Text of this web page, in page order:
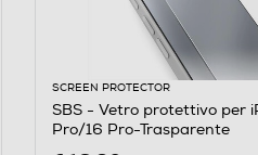
SCREEN PROTECTOR
SBS - Vetro protettivo per iPhone 17/17
Pro/16 Pro-Trasparente